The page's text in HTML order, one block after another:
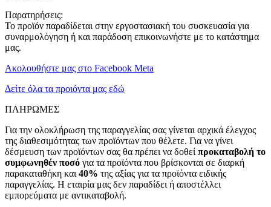
Παρατηρήσεις:
Το προϊόν παραδίδεται στην εργοστασιακή του συσκευασία για
συναρμολόγηση ή και παράδοση επικοινωνήστε με το κατάστημα
μας.
Ακολουθήστε μας στο Facebook Meta
Δείτε όλα τα προιόντα μας εδώ
ΠΛΗΡΩΜΕΣ
Για την ολοκλήρωση της παραγγελίας σας γίνεται αρχικά έλεγχος
της διαθεσιμότητας των προϊόντων που θέλετε. Για να γίνει
δέσμευση των προϊόντων σας θα πρέπει να δοθεί προκαταβολή το
συμφωνηθέν ποσό για τα προϊόντα που βρίσκονται σε διαρκή
παρακαταθήκη και 40% της αξίας για τα προϊόντα ειδικής
παραγγελίας. Η εταιρία μας δεν παραδίδει ή αποστέλλει
εμπορεύματα με αντικαταβολή.